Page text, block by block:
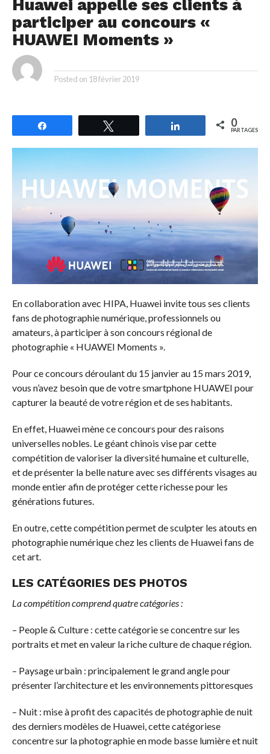
Huawei appelle ses clients à
participer au concours «
HUAWEI Moments »
Posted on 18 février 2019
Partagez 0
PARTAGES
En collaboration avec HIPA, Huawei invite tous ses clients
fans de photographie numérique, professionnels ou
amateurs, à participer à son concours régional de
photographie « HUAWEI Moments ».
Pour ce concours déroulant du 15 janvier au 15 mars 2019,
vous n’avez besoin que de votre smartphone HUAWEI pour
capturer la beauté de votre région et de ses habitants.
En effet, Huawei mène ce concours pour des raisons
universelles nobles. Le géant chinois vise par cette
compétition de valoriser la diversité humaine et culturelle,
et de présenter la belle nature avec ses différents visages au
monde entier afin de protéger cette richesse pour les
générations futures.
En outre, cette compétition permet de sculpter les atouts en
photographie numérique chez les clients de Huawei fans de
cet art.
LES CATÉGORIES DES PHOTOS
La compétition comprend quatre catégories :
– People & Culture : cette catégorie se concentre sur les
portraits et met en valeur la riche culture de chaque région.
– Paysage urbain : principalement le grand angle pour
présenter l’architecture et les environnements pittoresques
– Nuit : mise à profit des capacités de photographie de nuit
des derniers modèles de Huawei, cette catégoriese
concentre sur la photographie en mode basse lumière et nuit